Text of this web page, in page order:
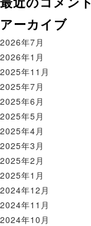
アーカイブ
2026年7月
2026年1月
2025年11月
2025年7月
2025年6月
2025年5月
2025年4月
2025年3月
2025年2月
2025年1月
2024年12月
2024年11月
2024年10月